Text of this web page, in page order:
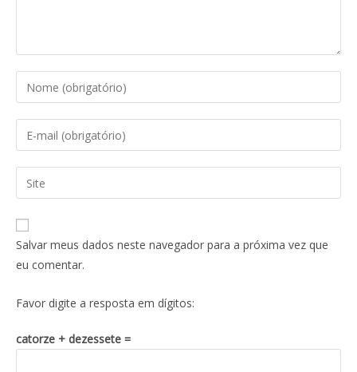
Salvar meus dados neste navegador para a próxima vez que
eu comentar.
Favor digite a resposta em dígitos:
catorze + dezessete =